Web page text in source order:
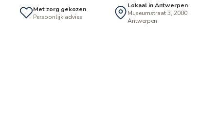
Met zorg gekozen
Persoonlijk advies
Lokaal in Antwerpen
Museumstraat 3, 2000
Antwerpen